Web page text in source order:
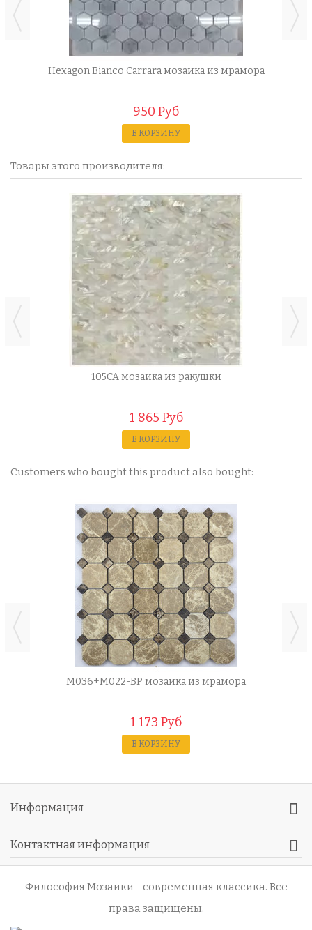
Hexagon Bianco Carrara мозаика из мрамора
950 Руб
В КОРЗИНУ
Товары этого производителя:
105CA мозаика из ракушки
1 865 Руб
В КОРЗИНУ
Customers who bought this product also bought:
M036+M022-BP мозаика из мрамора
1 173 Руб
В КОРЗИНУ
Информация
Контактная информация
Философия Мозаики - современная классика. Все
права защищены.